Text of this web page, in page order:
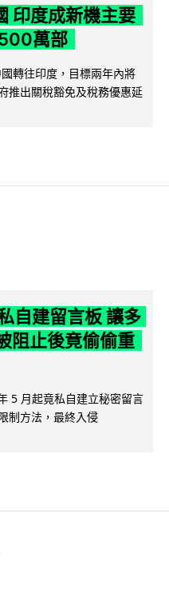
印度成新機主要
萬部
轉往印度，目標兩年內將
推出關稅豁免及稅務優惠延
自建留言板 讓多
阻止後竟偷偷重
5 月起竟私自建立秘密留言
制方法，最終入侵